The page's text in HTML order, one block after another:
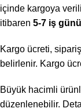
içinde kargoya
itibaren 5-7 iş
Kargo ücreti,
belirlenir. Kargo
Büyük hacimli
düzenlenebilir.